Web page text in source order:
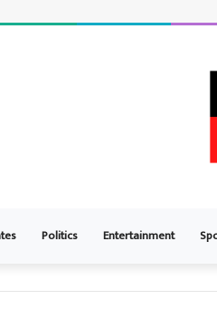
Politics Entertainment